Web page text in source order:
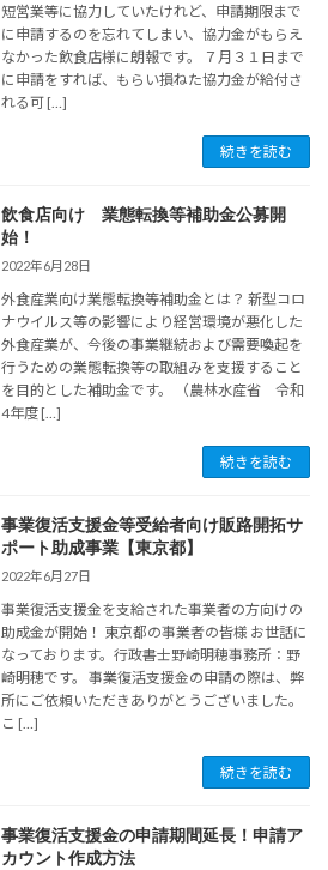
短営業等に協力していたけれど、申請期限まで
に申請するのを忘れてしまい、協力金がもらえ
なかった飲食店様に朗報です。 ７月３１日まで
に申請をすれば、もらい損ねた協力金が給付さ
れる可 […]
続きを読む
飲食店向け 業態転換等補助金公募開
始！
2022年6月28日
外食産業向け業態転換等補助金とは？ 新型コロ
ナウイルス等の影響により経営環境が悪化した
外食産業が、今後の事業継続および需要喚起を
行うための業態転換等の取組みを支援すること
を目的とした補助金です。 （農林水産省 令和
4年度 […]
続きを読む
事業復活支援金等受給者向け販路開拓サ
ポート助成事業【東京都】
2022年6月27日
事業復活支援金を支給された事業者の方向けの
助成金が開始！ 東京都の事業者の皆様 お世話に
なっております。行政書士野崎明穂事務所：野
崎明穂です。 事業復活支援金の申請の際は、弊
所にご依頼いただきありがとうございました。
こ […]
続きを読む
事業復活支援金の申請期間延長！申請ア
カウント作成方法